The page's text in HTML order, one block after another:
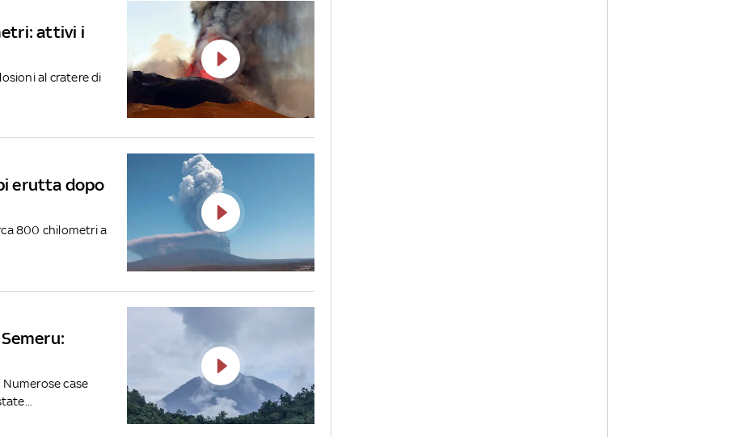
attivi i
al cratere di
erutta dopo
800 chilometri a
case